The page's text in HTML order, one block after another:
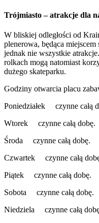
Trójmiasto – atrakcje dla
W bliskiej odległości od
plenerowa, będąca
jednak nie wszystkie
rolkach mogą natomiast
dużego skateparku.
Godziny otwarcia placu
Poniedziałek czynne całą
Wtorek czynne całą dobę.
Środa czynne całą dobę.
Czwartek czynne całą
Piątek czynne całą dobę.
Sobota czynne całą dobę.
Niedziela czynne całą